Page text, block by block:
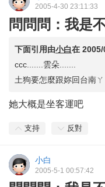
2005-4-30 23:11:33
問問問：我是
下面引用由小白在
ccc.......雲朵.......
土狗要怎麼跟妳回台南
她大概是坐客運吧
支持 反對
小白
2005-5-1 00:57:42